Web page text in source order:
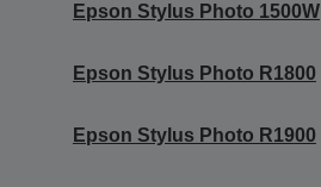
Epson Stylus Photo 1500W
Epson Stylus Photo R1800
Epson Stylus Photo R1900